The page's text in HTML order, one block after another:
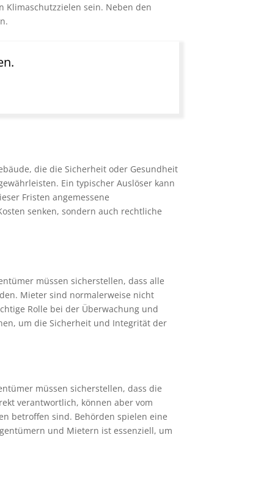
Klimaschutzzielen sein. Neben den
die die Sicherheit oder Gesundheit
Ein typischer Auslöser kann
Fristen angemessene
senken, sondern auch rechtliche
müssen sicherstellen, dass alle
Mieter sind normalerweise nicht
Rolle bei der Überwachung und
um die Sicherheit und Integrität der
müssen sicherstellen, dass die
verantwortlich, können aber vom
betroffen sind. Behörden spielen eine
und Mietern ist essenziell, um